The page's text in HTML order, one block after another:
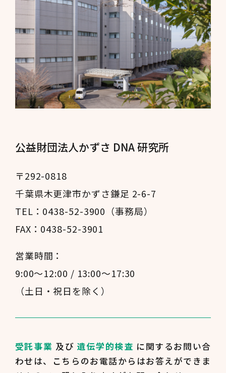
公益財団法人かずさ DNA 研究所
〒292-0818
千葉県木更津市かずさ鎌足 2-6-7
TEL：0438-52-3900（事務局）
FAX：0438-52-3901
営業時間：
9:00～12:00 / 13:00～17:30
（土日・祝日を除く）
受託事業 及び 遺伝学的検査 に関するお問い合
わせは、
こちらのお電話からはお答えができま